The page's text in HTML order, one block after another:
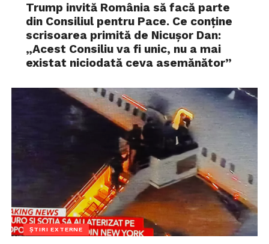
Trump invită România să facă parte
din Consiliul pentru Pace. Ce conține
scrisoarea primită de Nicușor Dan:
„Acest Consiliu va fi unic, nu a mai
existat niciodată ceva asemănător”
ȘTIRI EXTERNE